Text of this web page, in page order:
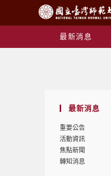
最新消息
最新消息
重要公告
活動資訊
焦點新聞
轉知消息